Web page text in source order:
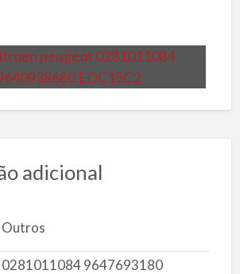
adicional
Outros
0281011084 9647693180